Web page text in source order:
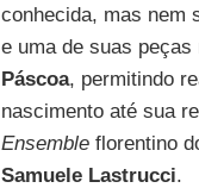
conhecida, mas nem
e uma de suas
Páscoa, permitindo
nascimento até sua
Ensembleflorentino
Samuele Lastrucci.